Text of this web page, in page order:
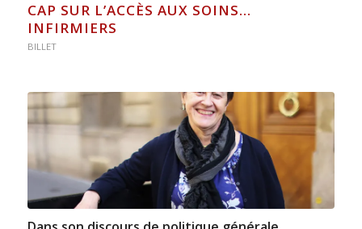
CAP SUR L’ACCÈS AUX SOINS…
INFIRMIERS
BILLET